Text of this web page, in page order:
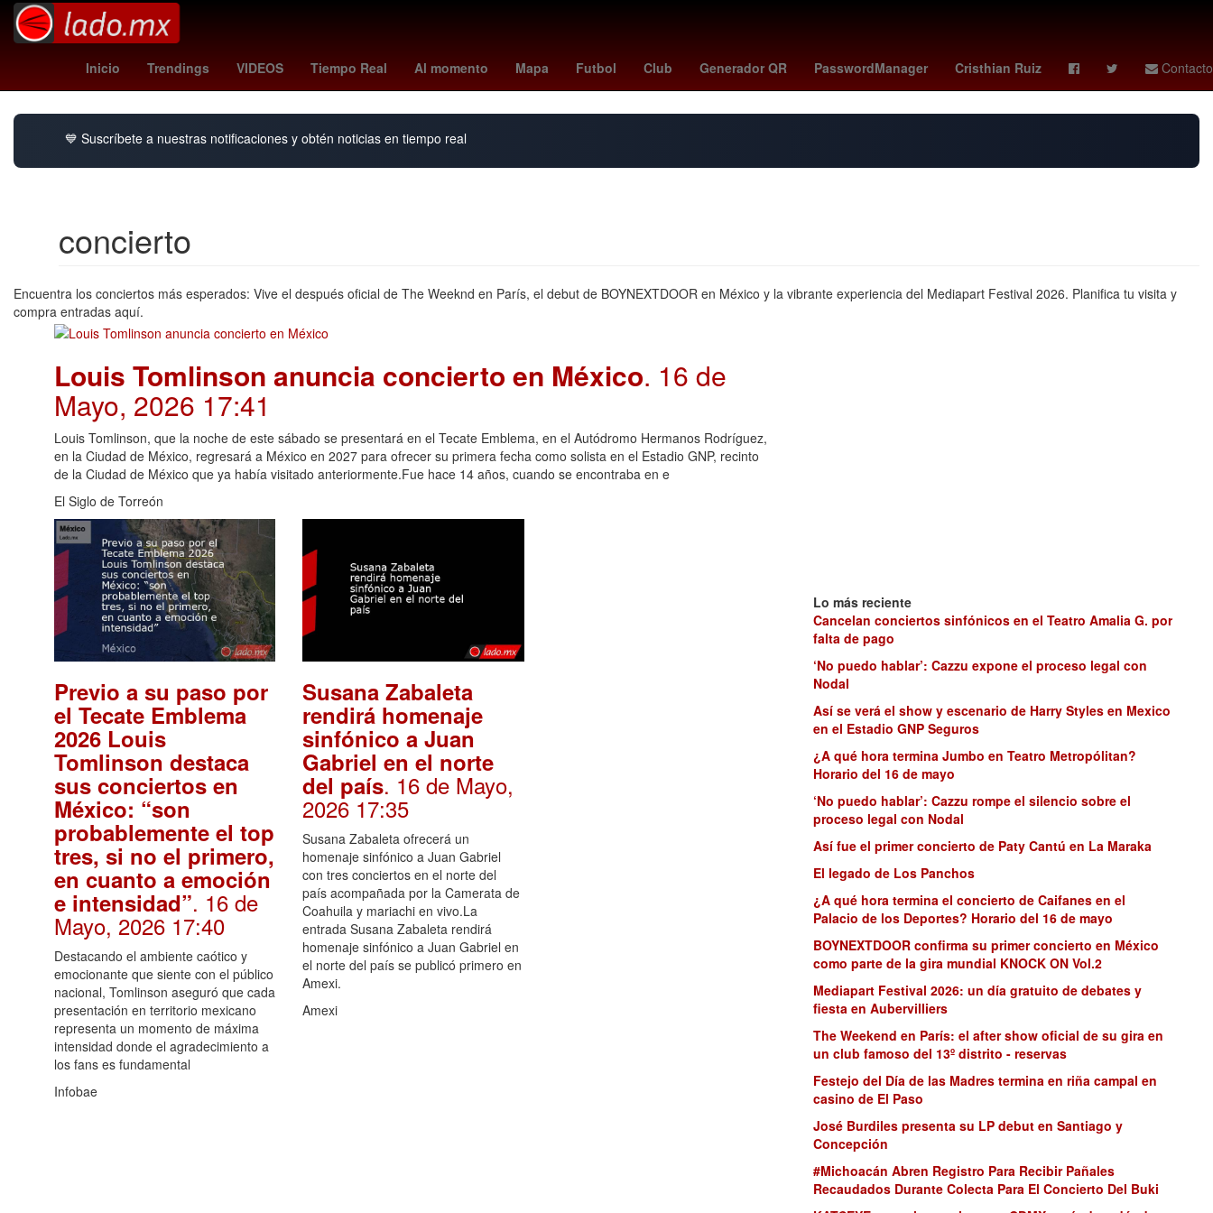
Inicio Trendings VIDEOS Tiempo Real Al momento Mapa Futbol Club Generador QR PasswordManager Cristhian Ruiz Contacto
SC Friburgo Tommy Paul atlas vs pachuca femenil clima guadalajara Industria Automotriz ESPN sienna miller juarez fc 26 de marzo Puebla de Zaragoza
💙 Suscríbete a nuestras notificaciones y obtén noticias en tiempo real
concierto
Encuentra los conciertos más esperados: Vive el después oficial de The Weeknd en París, el debut de BOYNEXTDOOR en México y la vibrante experiencia del Mediapart Festival 2026. Planifica tu visita y
compra entradas aquí.
Louis Tomlinson anuncia concierto en México. 16 de
Mayo, 2026 17:41
Louis Tomlinson, que la noche de este sábado se presentará en el Tecate Emblema, en el Autódromo Hermanos Rodríguez,
en la Ciudad de México, regresará a México en 2027 para ofrecer su primera fecha como solista en el Estadio GNP, recinto
de la Ciudad de México que ya había visitado anteriormente.Fue hace 14 años, cuando se encontraba en e
El Siglo de Torreón
Previo a su paso por
el Tecate Emblema
2026 Louis
Tomlinson destaca
sus conciertos en
México: “son
probablemente el top
tres, si no el primero,
en cuanto a emoción
e intensidad”. 16 de
Mayo, 2026 17:40
Destacando el ambiente caótico y
emocionante que siente con el público
nacional, Tomlinson aseguró que cada
presentación en territorio mexicano
representa un momento de máxima
intensidad donde el agradecimiento a
los fans es fundamental
Infobae
Susana Zabaleta
rendirá homenaje
sinfónico a Juan
Gabriel en el norte
del país. 16 de Mayo,
2026 17:35
Susana Zabaleta ofrecerá un
homenaje sinfónico a Juan Gabriel
con tres conciertos en el norte del
país acompañada por la Camerata de
Coahuila y mariachi en vivo.La
entrada Susana Zabaleta rendirá
homenaje sinfónico a Juan Gabriel en
el norte del país se publicó primero en
Amexi.
Amexi
Lo más reciente
Cancelan conciertos sinfónicos en el Teatro Amalia G. por
falta de pago
‘No puedo hablar’: Cazzu expone el proceso legal con
Nodal
Así se verá el show y escenario de Harry Styles en Mexico
en el Estadio GNP Seguros
¿A qué hora termina Jumbo en Teatro Metropólitan?
Horario del 16 de mayo
‘No puedo hablar’: Cazzu rompe el silencio sobre el
proceso legal con Nodal
Así fue el primer concierto de Paty Cantú en La Maraka
El legado de Los Panchos
¿A qué hora termina el concierto de Caifanes en el
Palacio de los Deportes? Horario del 16 de mayo
BOYNEXTDOOR confirma su primer concierto en México
como parte de la gira mundial KNOCK ON Vol.2
Mediapart Festival 2026: un día gratuito de debates y
fiesta en Aubervilliers
The Weekend en París: el after show oficial de su gira en
un club famoso del 13º distrito - reservas
Festejo del Día de las Madres termina en riña campal en
casino de El Paso
José Burdiles presenta su LP debut en Santiago y
Concepción
#Michoacán Abren Registro Para Recibir Pañales
Recaudados Durante Colecta Para El Concierto Del Buki